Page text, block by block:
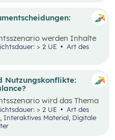
Nutzungskonflikte:
wird das Thema
einhergehende
Methodisch wird
gearbeitet, auf
Szenen und Darstellungen
> 2 UE
Interaktives Material, Digitale
Lebenswelt der
die selbst unbezahlte
aufzeichnen und deren
werden Inhalte
„Leben und
Umfeld“ spielerisch
Teamarbeit
Kompetenzen zu stärken
> 2 UE
Art des